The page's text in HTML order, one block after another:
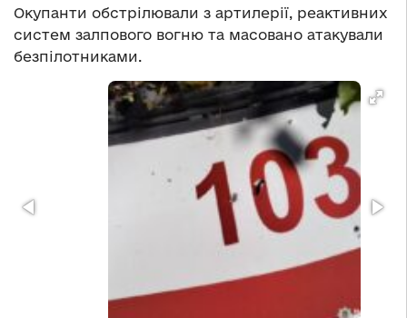
Окупанти обстрілювали з артилерії, реактивних
систем залпового вогню та масовано атакували
безпілотниками.